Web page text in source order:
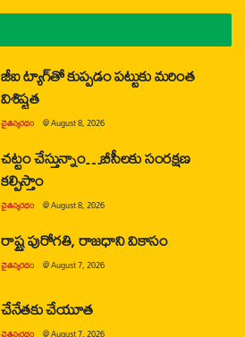
జీఐ ట్యాగ్‌తో కుప్పడం పట్టుకు మరింత
విశిష్టత
చైతన్యరధం @August 8, 2026
చట్టం చేస్తున్నాం…బీసీలకు సంరక్షణ
కల్పిస్తాం
చైతన్యరధం @August 8, 2026
రాష్ట్ర పురోగతి, రాజధాని వికాసం
చైతన్యరధం @August 7, 2026
చేనేతకు చేయూత